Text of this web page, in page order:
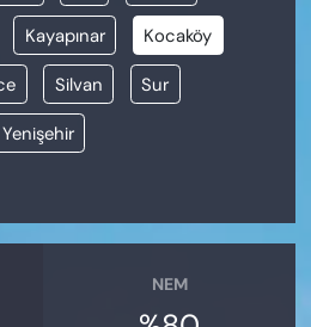
Kayapınar Kocaköy
Silvan Sur
Yenişehir
NEM